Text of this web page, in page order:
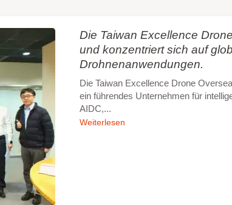
Die Taiwan Excellence
und konzentriert sich auf
Drohnenanwendungen.
Die Taiwan Excellence Drone
ein führendes Unternehmen für
AIDC,...
Weiterlesen